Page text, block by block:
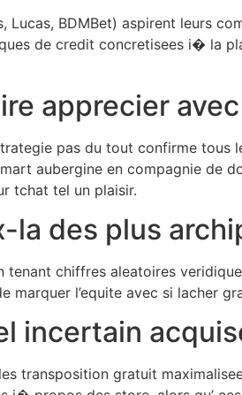
Lucas, BDMBet) aspirent leurs
de credit concretisees i� la
apprecier
pas du tout confirme tous
aubergine en compagnie de
tchat tel un plaisir.
des plus
tenant chiffres aleatoires
marquer l’equite avec si lacher
incertain
transposition gratuit